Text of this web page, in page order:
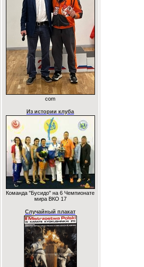
com
Из истории клуба
Команда "Бусидо" на 6 Чемпионате
мира ВКО 17
Случайный плакат